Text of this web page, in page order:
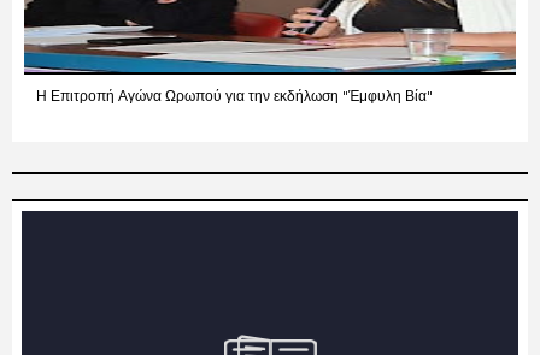
Η Επιτροπή Αγώνα Ωρωπού για την εκδήλωση "Έμφυλη Βία"